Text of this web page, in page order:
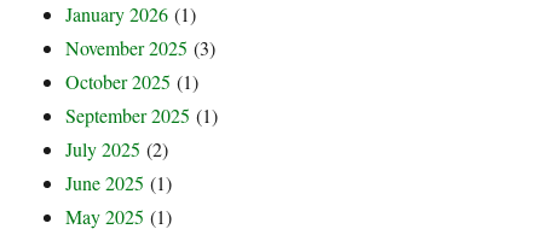
January 2026 (1)
November 2025 (3)
October 2025 (1)
September 2025 (1)
July 2025 (2)
June 2025 (1)
May 2025 (1)